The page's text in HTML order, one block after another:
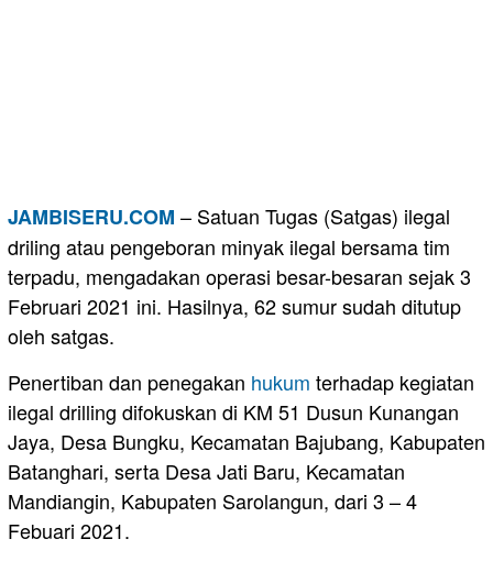
JAMBISERU.COM – Satuan Tugas (Satgas) ilegal
driling atau pengeboran minyak ilegal bersama tim
terpadu, mengadakan operasi besar-besaran sejak 3
Februari 2021 ini. Hasilnya, 62 sumur sudah ditutup
oleh satgas.
Penertiban dan penegakan hukum terhadap kegiatan
ilegal drilling difokuskan di KM 51 Dusun Kunangan
Jaya, Desa Bungku, Kecamatan Bajubang, Kabupaten
Batanghari, serta Desa Jati Baru, Kecamatan
Mandiangin, Kabupaten Sarolangun, dari 3 – 4
Febuari 2021.